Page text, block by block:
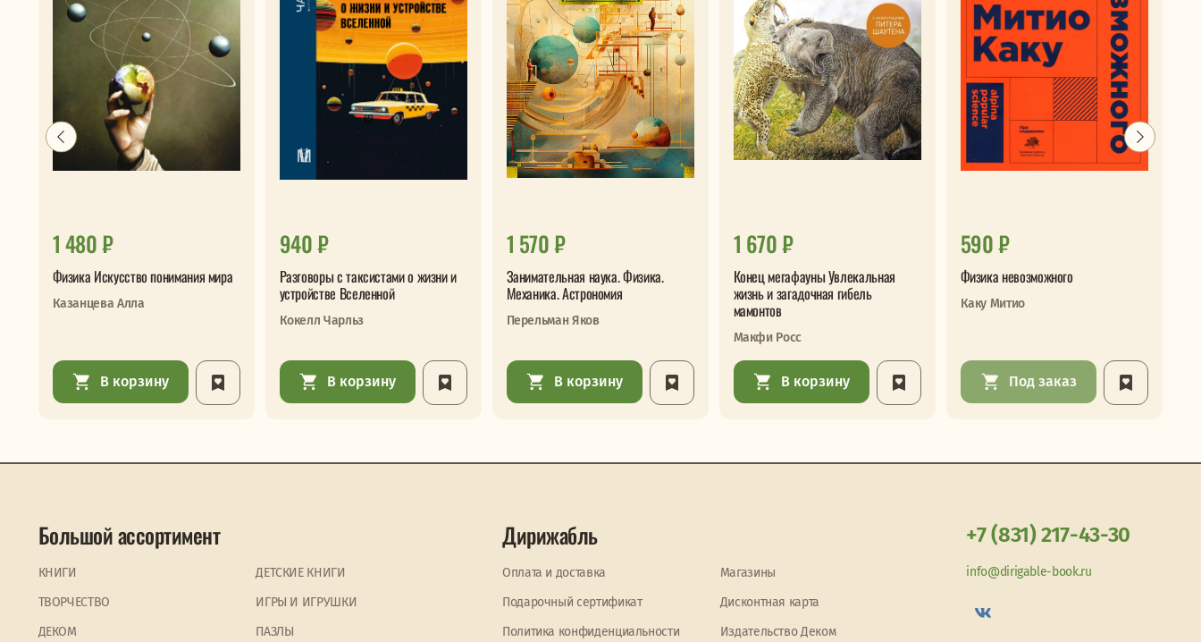
1 480 ₽
Физика Искусство понимания мира
Казанцева Алла
В корзину
940 ₽
Разговоры с таксистами о жизни и
устройстве Вселенной
Кокелл Чарльз
В корзину
1 570 ₽
Занимательная наука. Физика.
Механика. Астрономия
Перельман Яков
В корзину
1 670 ₽
Конец мегафауны Увлекальная
жизнь и загадочная гибель
мамонтов
Макфи Росс
В корзину
590 ₽
Физика невозможного
Каку Митио
Под заказ
Большой ассортимент
КНИГИ
ДЕТСКИЕ КНИГИ
ТВОРЧЕСТВО
ИГРЫ И ИГРУШКИ
ДЕКОМ
ПАЗЛЫ
Дирижабль
Оплата и доставка
Магазины
Подарочный сертификат
Дисконтная карта
Политика конфиденциальности
Издательство Деком
+7 (831) 217-43-30
info@dirigable-book.ru